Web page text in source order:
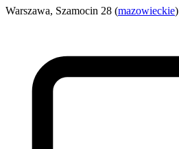
Warszawa, Szamocin 28 (mazowieckie)